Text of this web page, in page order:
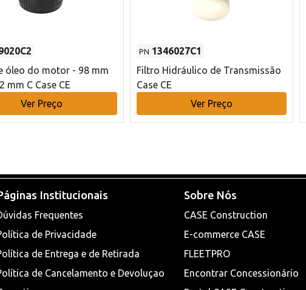
óleo do motor - 98 mm
mm C Case CE
Ver Preço
PN 1346027C1
Filtro Hidráulico de Transmissão
Case CE
Ver Preço
Institucionais
Frequentes
de Privacidade
de Entrega e de Retirada
de Cancelamento e Devoluçao
Sobre Nós
CASE Construction
E-commerce CASE
FLEETPRO
Encontrar Concessionário